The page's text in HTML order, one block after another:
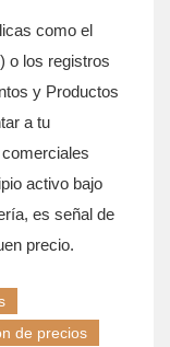
como el
o los registros
y Productos
a tu
activo bajo
es señal de
precio.
de precios